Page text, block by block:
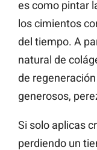
es como pintar
los cimientos
del tiempo. A
natural de
de
generosos,
Si solo aplicas
perdiendo un